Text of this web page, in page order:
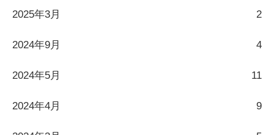
2025年3月 2
2024年9月 4
2024年5月 11
2024年4月 9